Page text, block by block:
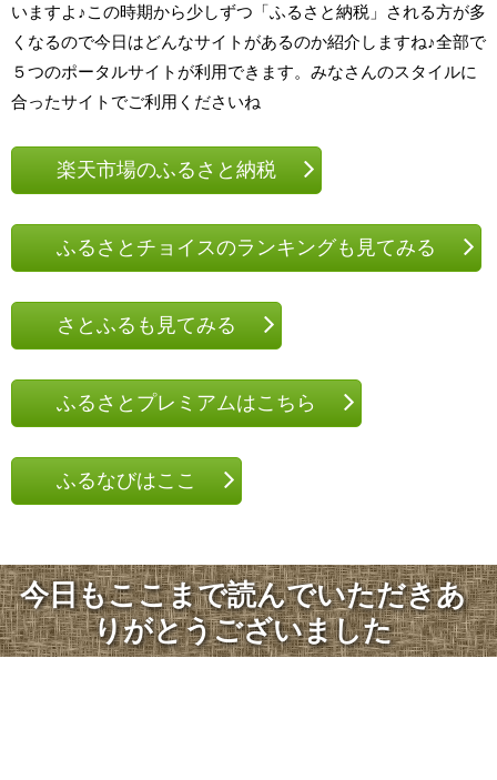
いますよ♪この時期から少しずつ「ふるさと納税」される方が多
くなるので今日はどんなサイトがあるのか紹介しますね♪全部で
５つのポータルサイトが利用できます。みなさんのスタイルに
合ったサイトでご利用くださいね
楽天市場のふるさと納税
ふるさとチョイスのランキングも見てみる
さとふるも見てみる
ふるさとプレミアムはこちら
ふるなびはここ
今日もここまで読んでいただきあ
りがとうございました